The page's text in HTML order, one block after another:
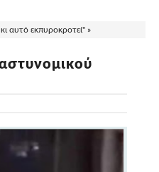
αυτό εκπυροκροτεί" »